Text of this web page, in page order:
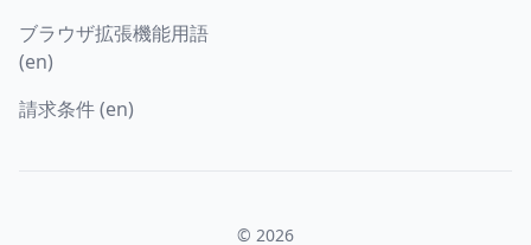
ブラウザ拡張機能用語
(en)
請求条件 (en)
© 2026